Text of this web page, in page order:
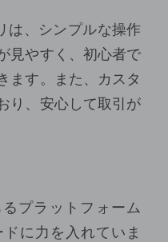
は、シンプルな操作
見やすく、初心者で
ます。また、カスタ
り、安心して取引が
プラットフォーム
に力を入れていま